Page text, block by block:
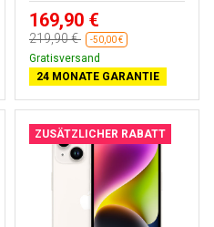
169,90 €
219,90 € -50,00 €
Gratisversand
24 MONATE GARANTIE
ZUSÄTZLICHER RABATT